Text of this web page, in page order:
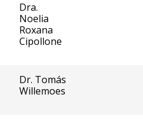
Dra.
Noelia
Roxana
Cipollone
Dr. Tomás
Willemoes